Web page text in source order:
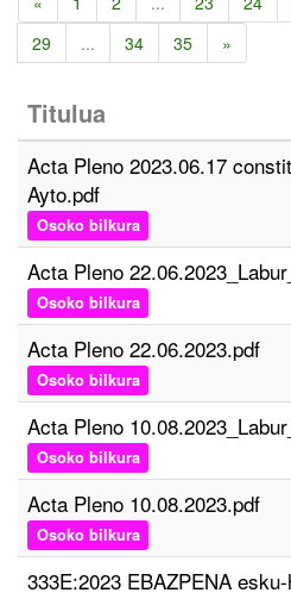
29
... 34 35 »
Titulua
Acta Pleno 2023.06.17
Ayto.pdf
Osoko bilkura
Acta Pleno
Osoko bilkura
Acta Pleno 22.06.2023.pdf
Osoko bilkura
Acta Pleno
Osoko bilkura
Acta Pleno 10.08.2023.pdf
Osoko bilkura
333E:2023 EBAZPENA